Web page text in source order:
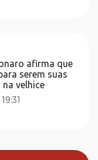
afirma que
serem suas
velhice